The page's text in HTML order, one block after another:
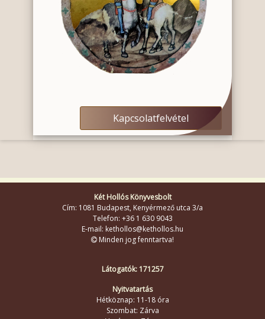
Kapcsolatfelvétel
Két Hollós Könyvesbolt
Cím: 1081 Budapest, Kenyérmező utca 3/a
Telefon: +36 1 630 9043
E-mail: kethollos@kethollos.hu
Minden jog fenntartva!
Látogatók: 171257
Nyitvatartás
Hétköznap: 11-18 óra
Szombat: Zárva